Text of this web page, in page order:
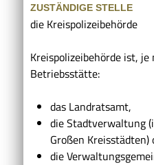
ZUSTÄNDIGE STELLE
die Kreispolizeibehörde
Kreispolizeibehörde ist,
Betriebsstätte:
das Landratsamt,
die Stadtverwaltung
Großen Kreisstädten)
die